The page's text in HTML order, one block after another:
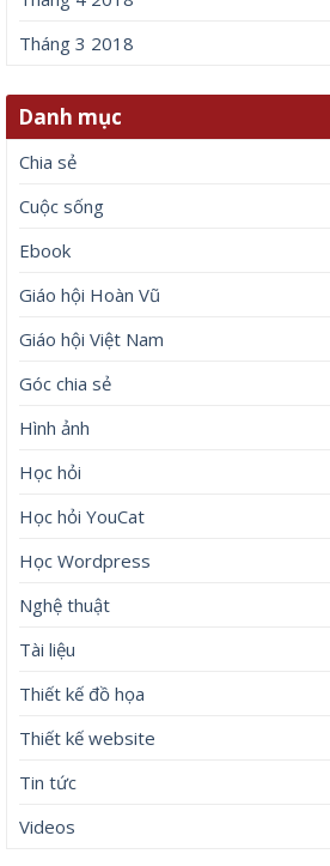
Tháng 3 2018
Danh mục
Chia sẻ
Cuộc sống
Ebook
Giáo hội Hoàn Vũ
Giáo hội Việt Nam
Góc chia sẻ
Hình ảnh
Học hỏi
Học hỏi YouCat
Học Wordpress
Nghệ thuật
Tài liệu
Thiết kế đồ họa
Thiết kế website
Tin tức
Videos